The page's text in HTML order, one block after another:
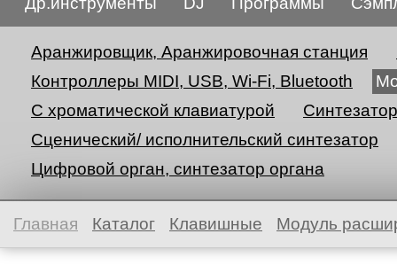
Аранжировщик, Аранжировочная станция
Контроллеры MIDI, USB, Wi-Fi, Bluetooth
С хроматической клавиатурой
Синтезатор
Сценический/ исполнительский синтезатор
Цифровой орган, синтезатор органа
Главная Каталог Клавишные Модуль